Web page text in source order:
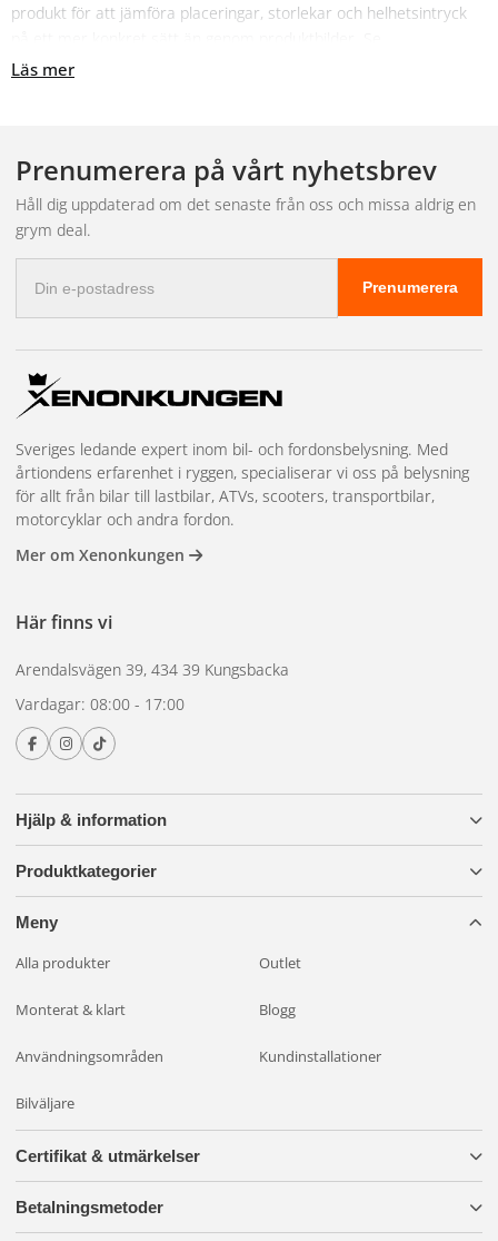
produkt för att jämföra placeringar, storlekar och helhetsintryck
installationerna som inspiration och referens, inte som en
Vill du göra jobbet själv finns steg för steg iMontera extraljus:
den kompletta steg-för-steg-guidenochMontera ledramp på
bilen själv
Monterat och klart. Letar du efter produkterna som syns i
installationerna hittar du dem bland
ochLED-ramper
Läs mer
Prenumerera på vårt nyhetsbrev
Håll dig uppdaterad om det senaste från oss och missa aldrig en
grym deal.
postadress
Prenumerera
Hjälp & information
Produktkategorier
Meny
Alla produkter Outlet
Monterat & klart Blogg
Användningsområden Kundinstallationer
Bilväljare
Sveriges ledande expert inom bil- och fordonsbelysning. Med
årtiondens erfarenhet i ryggen, specialiserar vi oss på belysning
för allt från bilar till lastbilar, ATVs, scooters, transportbilar,
motorcyklar och andra fordon.
Mer om Xenonkungen
Här finns vi
Arendalsvägen 39, 434 39 Kungsbacka
Vardagar: 08:00 - 17:00
Certifikat & utmärkelser
Betalningsmetoder